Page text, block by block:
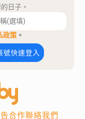
日子。
政策 。
快速登入
合作聯絡我們